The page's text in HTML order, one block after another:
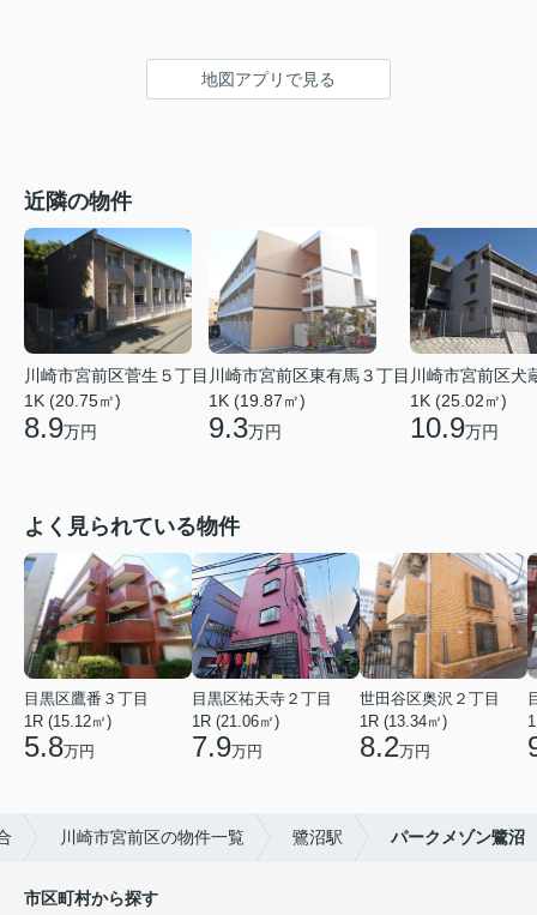
地図アプリで見る
近隣の物件
川崎市宮前区菅生５丁目
1K (20.75㎡)
8.9万円
川崎市宮前区東有馬３丁目
1K (19.87㎡)
9.3万円
川崎市宮前区犬
1K (25.02㎡)
10.9万円
よく見られている物件
目黒区鷹番３丁目
1R (15.12㎡)
5.8万円
目黒区祐天寺２丁目
1R (21.06㎡)
7.9万円
世田谷区奥沢２丁目
1R (13.34㎡)
8.2万円
川崎市宮前区の物件一覧 鷺沼駅 パークメゾン鷺沼
市区町村から探す